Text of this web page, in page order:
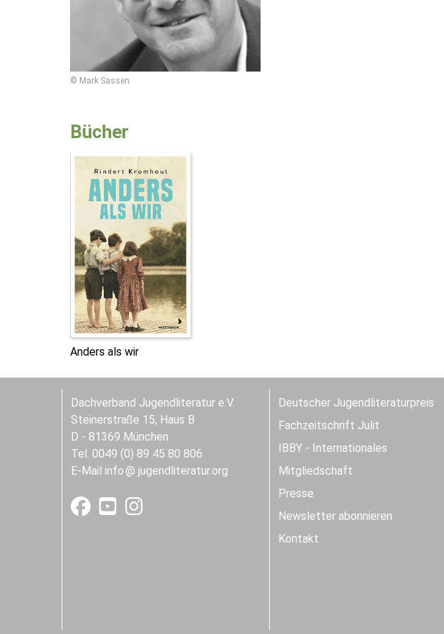
© Mark Sassen
Bücher
Anders als wir
Dachverband Jugendliteratur e.V.
Steinerstraße 15, Haus B
D - 81369 München
Tel. 0049 (0) 89 45 80 806
E-Mail info jugendliteratur.org
Deutscher Jugendliteraturpreis
Fachzeitschrift Julit
IBBY - Internationales
Mitgliedschaft
Presse
Newsletter abonnieren
Kontakt